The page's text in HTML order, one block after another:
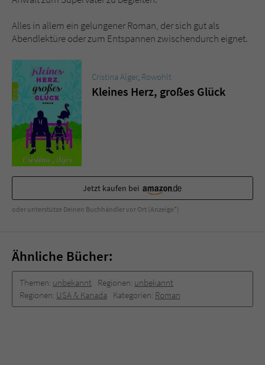
Alles in allem ein gelungener Roman, der sich gut als
Abendlektüre oder zum Entspannen zwischendurch eignet.
Cristina Alger, Rowohlt
Kleines Herz, großes Glück
Jetzt kaufen bei
oder unterstütze Deinen Buchhändler vor Ort (Anzeige*)
Ähnliche Bücher:
Themen: unbekannt Regionen: unbekannt
Regionen: USA & Kanada Kategorien: Roman